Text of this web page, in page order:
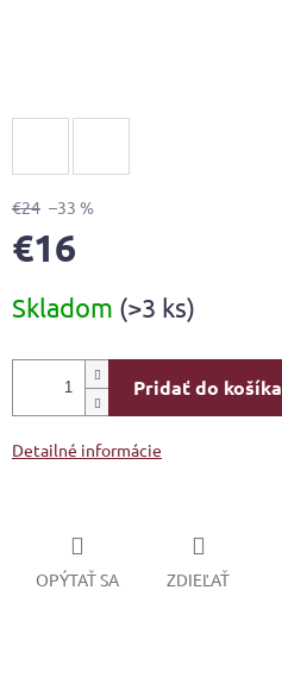
€24 –33 %
€16
cena:
Skladom (>3 ks)
Pridať do košíka
Detailné informácie
OPÝTAŤ SA ZDIEĽAŤ